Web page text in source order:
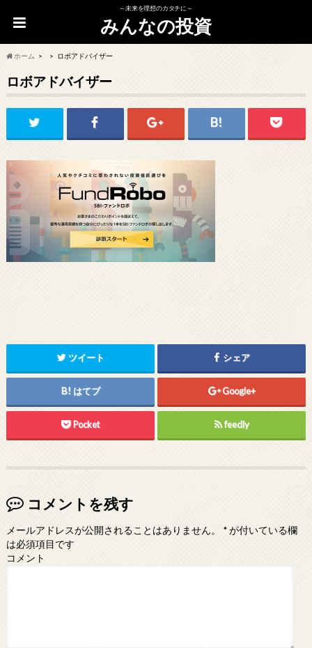
～未来を理想のカタチに～
みんなの投資
ホーム ロボアドバイザー
ロボアドバイザー
ツイート シェア
はてブ Google+
Pocket feedly
コメントを残す
メールアドレスが公開されることはありません。 *が付いている欄
は必須項目です
コメント